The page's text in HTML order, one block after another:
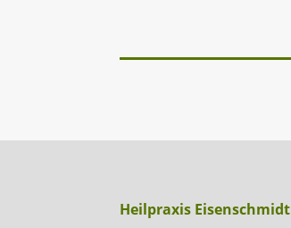
Heilpraxis Eisenschmidt